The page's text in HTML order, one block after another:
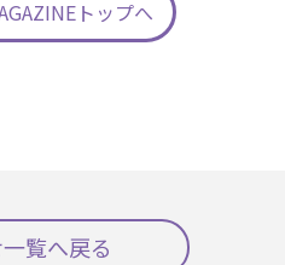
トップへ
覧へ戻る